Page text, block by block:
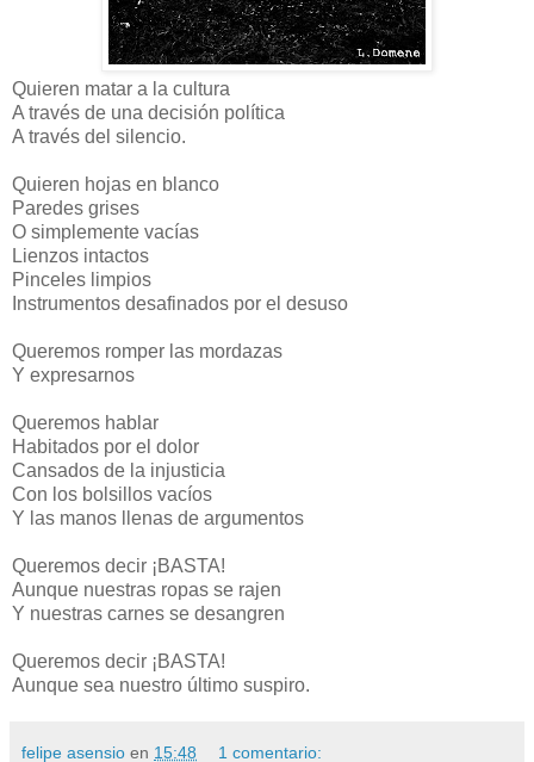
Quieren matar a la cultura
A través de una decisión política
A través del silencio.
Quieren hojas en blanco
Paredes grises
O simplemente vacías
Lienzos intactos
Pinceles limpios
Instrumentos desafinados por el desuso
Queremos romper las mordazas
Y expresarnos
Queremos hablar
Habitados por el dolor
Cansados de la injusticia
Con los bolsillos vacíos
Y las manos llenas de argumentos
Queremos decir ¡BASTA!
Aunque nuestras ropas se rajen
Y nuestras carnes se desangren
Queremos decir ¡BASTA!
Aunque sea nuestro último suspiro.
felipe asensio en 15:48 1 comentario: